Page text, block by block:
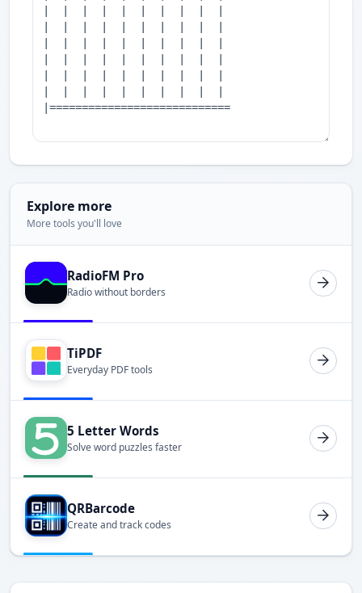
Explore more
More tools you'll love
RadioFM Pro
Radio without borders
TiPDF
Everyday PDF tools
5 Letter Words
Solve word puzzles faster
QRBarcode
Create and track codes